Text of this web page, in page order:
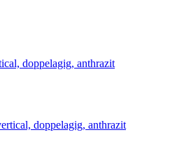
doppelagig, anthrazit